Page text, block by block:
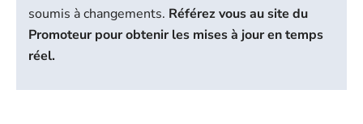
soumis à changements. Référez vous au site du
Promoteur pour obtenir les mises à jour en temps
réel.